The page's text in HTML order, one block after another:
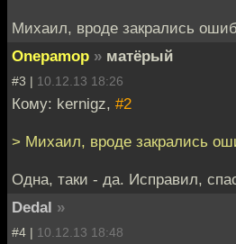
Михаил, вроде закрались
Onepamop » матёрый
#3 | 10.12.13 18:26
Кому: kernigz, #2
> Михаил, вроде закрались
Одна, таки - да. Исправил,
Dedal »
#4 | 10.12.13 18:48